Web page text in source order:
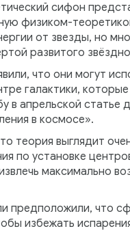
сифон
физиком-
от звезды, но
развитого
что они могут
галактики,
апрельской статье
в космосе».
теория выглядит
по установке
максимально
предположили, что
избежать